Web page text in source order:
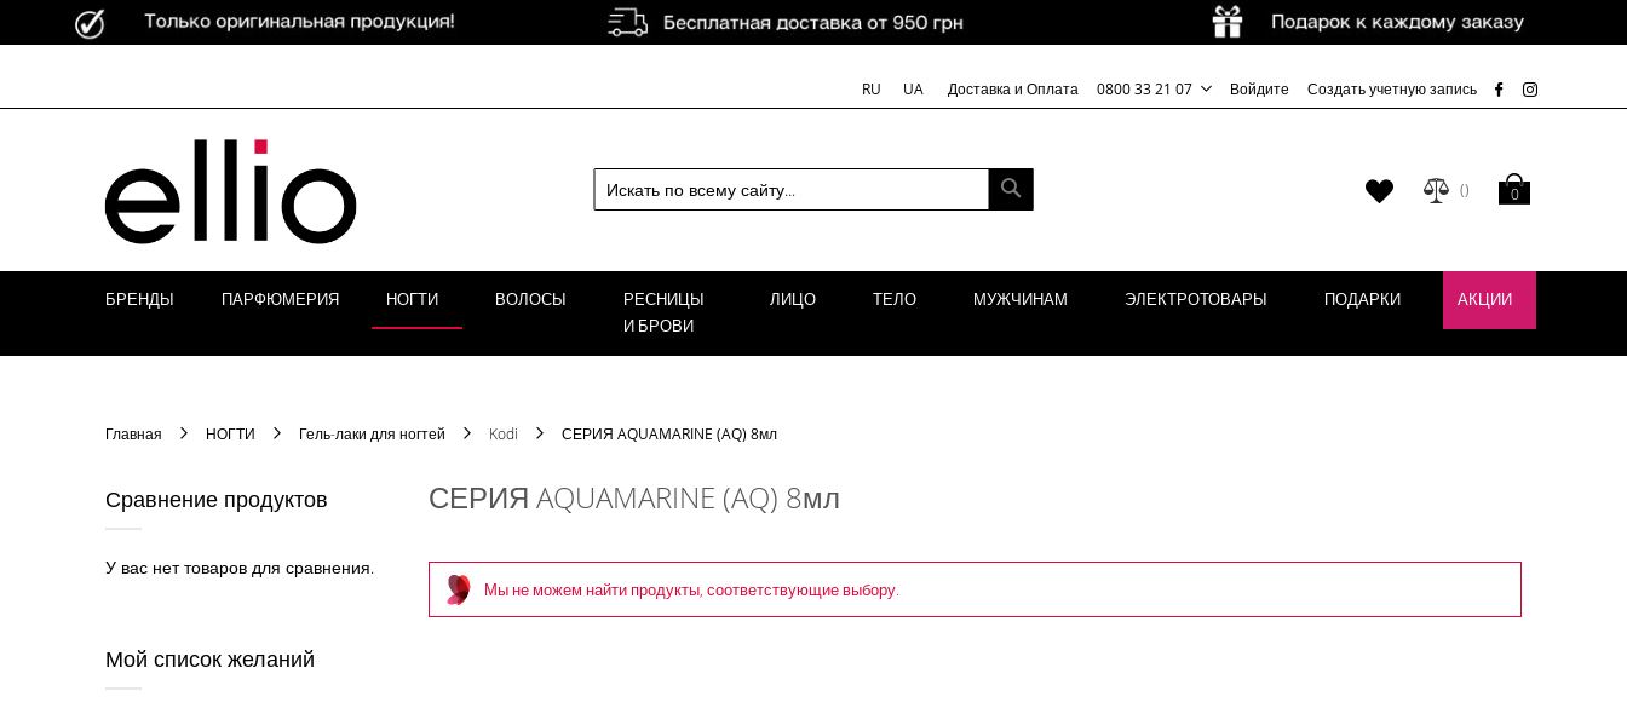
RU UA Доставка и Оплата 0800 33 21 07 Войдите Создать учетную запись
Моя корзина
0
Мой
список
БРЕНДЫ ПАРФЮМЕРИЯ НОГТИ ВОЛОСЫ
РЕСНИЦЫ
И БРОВИ
ЛИЦО ТЕЛО МУЖЧИНАМ ЭЛЕКТРОТОВАРЫ ПОДАРКИ АКЦИИ
Главная НОГТИ Гель-лаки для ногтей Kodi СЕРИЯ AQUAMARINE (AQ) 8мл
СЕРИЯ AQUAMARINE (AQ) 8мл
Мы не можем найти продукты, соответствующие выбору.
Сравнение продуктов
У вас нет товаров для сравнения.
Мой список желаний